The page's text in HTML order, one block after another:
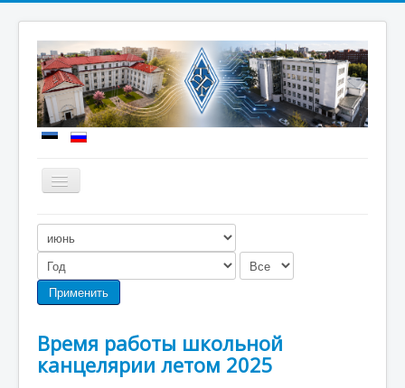
Включить/
выключить
Новости
О школе
Поступление
Школьная жизнь
Документы
Применить
Время работы школьной
канцелярии летом 2025